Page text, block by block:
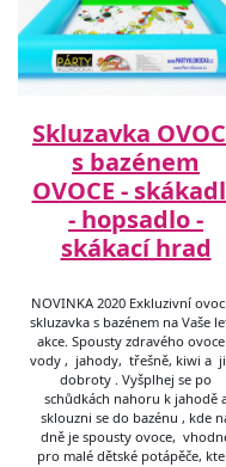
Skluzavka
s bazénem
OVOCE -
- hopsadlo -
skákací hrad
NOVINKA 2020 Exkluzivní
skluzavka s bazénem na Vaše
akce. Spousty zdravého
vody , jahody, třešně, kiwi a
dobroty . Vyšplhej se po
schůdkách nahoru k jahodě
sklouzni se do bazénu , kde
dně je spousty ovoce,
pro malé dětské potápěče,